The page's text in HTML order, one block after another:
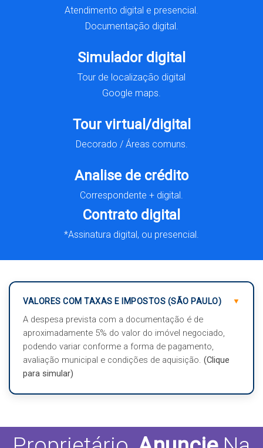
Atendimento digital e presencial.
Documentação digital.
Simulador digital
Tour de localização digital
Google maps.
Tour virtual/digital
Decorado / Áreas comuns.
Analise de crédito
Correspondente + digital.
Contrato digital
*Assinatura digital, ou presencial.
VALORES COM TAXAS E IMPOSTOS (SÃO PAULO)
A despesa prevista com a documentação é de
aproximadamente 5% do valor do imóvel negociado,
podendo variar conforme a forma de pagamento,
avaliação municipal e condições de aquisição. (Clique
para simular)